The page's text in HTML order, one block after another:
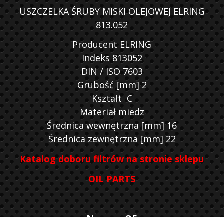
USZCZELKA ŚRUBY MISKI OLEJOWEJ ELRING
813.052
Producent ELRING
Indeks 813052
DIN / ISO 7603
Grubość [mm] 2
Kształt C
Materiał miedz
Średnica wewnętrzna [mm] 16
Średnica zewnętrzna [mm] 22
Katalog doboru filtrów na stronie sklepu
OIL PARTS